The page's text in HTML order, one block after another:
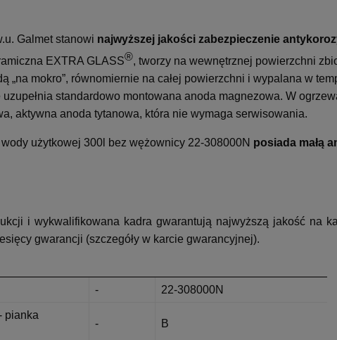
Galmet stanowi najwyższej jakości zabezpieczenie
EXTRA GLASS®, tworzy na wewnętrznej powierzchni
„na mokro”, równomiernie na całej powierzchni i wypalana w
standardowo montowana anoda magnezowa. W
aktywna anoda tytanowa, która nie wymaga serwisowania.
użytkowej 300l bez wężownicy 22-308000N posiada małą
i wykwalifikowana kadra gwarantują najwyższą jakość na
gwarancji (szczegóły w karcie gwarancyjnej).
- 22-308000N
pianka
- B